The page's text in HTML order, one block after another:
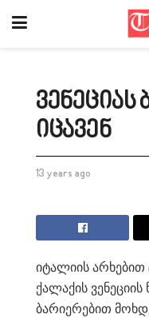
იცავენ
13 years ago
იტალიის
ქალაქის
ბარიერებით